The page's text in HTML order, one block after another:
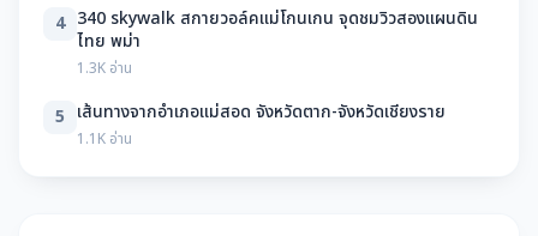
4 340 skywalk สกายวอล์คแม่โกนเกน จุดชมวิวสองแผนดิน
ไทย พม่า
1.3K อ่าน
5 เส้นทางจากอำเภอแม่สอด จังหวัดตาก-จังหวัดเชียงราย
1.1K อ่าน